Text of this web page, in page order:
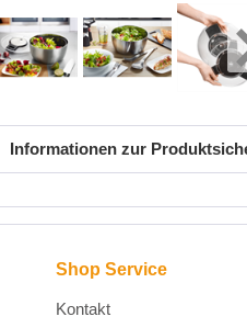
Informationen zur
Shop Service
Kontakt